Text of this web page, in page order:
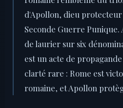
d'Apollon, dieu protecteur
Seconde Guerre
de laurier sur six
est un acte de
clarté rare : Rome est
romaine, et Apollon